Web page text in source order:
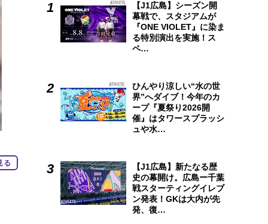
る
【J1広島】シーズン開
幕戦で、スタジアムが
『ONE VIOLET』に染ま
る特別演出を実施！ス
ペ…
ひんやり涼しい“水の世
界”へダイブ！今年のカ
ープ『夏祭り2026開
催』はタワースプラッシ
ュや水…
【J1広島】新たなる歴
史の幕開け。広島ー千葉
戦スターティングイレブ
ン発表！GKは大内が先
発、復…